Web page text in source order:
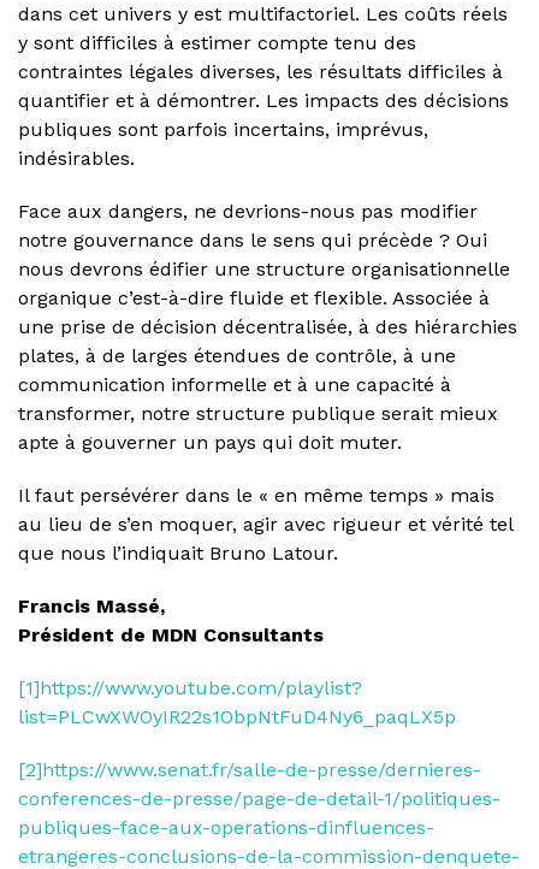
dans cet univers y est multifactoriel. Les coûts réels
y sont difficiles à estimer compte tenu des
contraintes légales diverses, les résultats difficiles à
quantifier et à démontrer. Les impacts des décisions
publiques sont parfois incertains, imprévus,
indésirables.
Face aux dangers, ne devrions-nous pas modifier
notre gouvernance dans le sens qui précède ? Oui
nous devrons édifier une structure organisationnelle
organique c’est-à-dire fluide et flexible. Associée à
une prise de décision décentralisée, à des hiérarchies
plates, à de larges étendues de contrôle, à une
communication informelle et à une capacité à
transformer, notre structure publique serait mieux
apte à gouverner un pays qui doit muter.
Il faut persévérer dans le « en même temps » mais
au lieu de s’en moquer, agir avec rigueur et vérité tel
que nous l’indiquait Bruno Latour.
Francis Massé,
Président de MDN Consultants
[1]https://www.youtube.com/playlist?
list=PLCwXWOyIR22s1ObpNtFuD4Ny6_paqLX5p
[2]https://www.senat.fr/salle-de-presse/dernieres-
conferences-de-presse/page-de-detail-1/politiques-
publiques-face-aux-operations-dinfluences-
etrangeres-conclusions-de-la-commission-denquete-